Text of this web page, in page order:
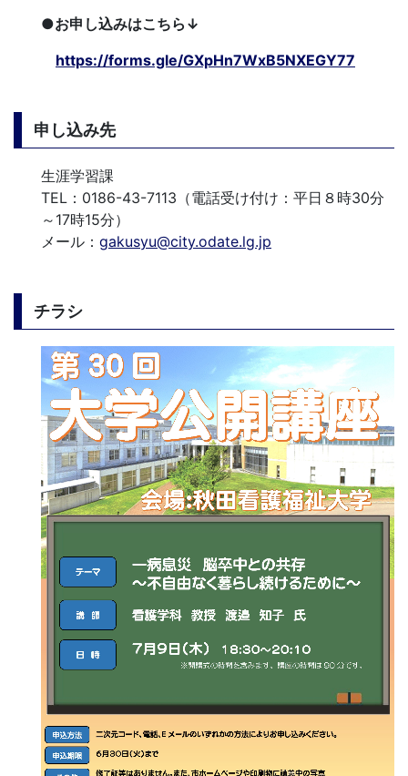
●お申し込みはこちら↓
https://forms.gle/GXpHn7WxB5NXEGY77
申し込み先
生涯学習課
TEL：0186-43-7113（電話受け付け：平日８時30分
～17時15分）
メール： gakusyu@city.odate.lg.jp
チラシ